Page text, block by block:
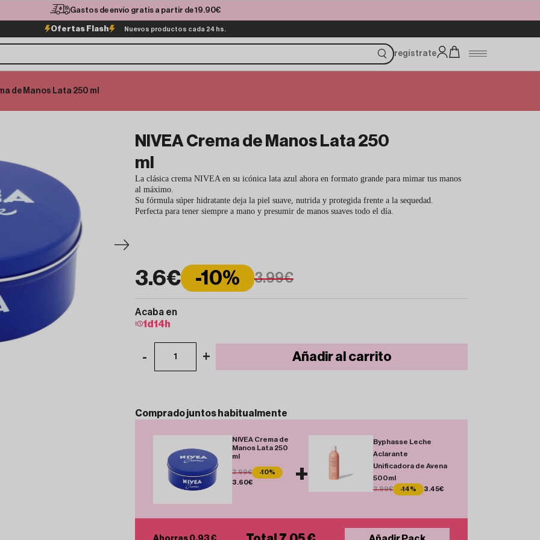
Gastos de envío gratis a partir de 19.90€
Ofertas Flash Nuevos productos cada 24 hs.
regístrate
de Manos Lata 250 ml
NIVEA Crema de Manos Lata 250
ml
La clásica crema NIVEA en su icónica lata azul ahora en formato grande para mimar tus manos
al máximo.
Su fórmula súper hidratante deja la piel suave, nutrida y protegida frente a la sequedad.
Perfecta para tener siempre a mano y presumir de manos suaves todo el día.
3.6€ -10% 3.99€
Acaba en
1 d 14 h
- 1 + Añadir al carrito
Compradojuntos habitualmente
NIVEA Crema de
Manos Lata 250
ml
3.99€
-10%
3.60€
+
Byphasse Leche
Aclarante
Unificadora de Avena
500ml
3.99€ -14% 3.45€